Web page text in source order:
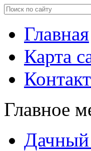
Главная
Карта
Главное
Дачный